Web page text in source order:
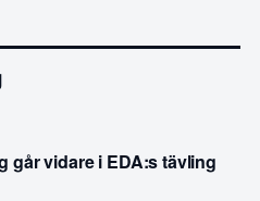
går vidare i EDA:s tävling